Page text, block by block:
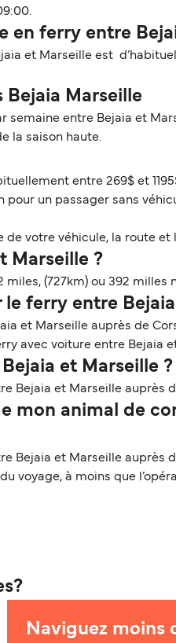
en ferry entre
et Marseille est
Marseille
semaine entre Bejaia et
la saison haute.
entre 269$ et
un passager sans
votre véhicule, la route
Marseille ?
(727km) ou 392 milles
ferry entre
et Marseille auprès de
avec voiture entre Bejaia
et Marseille ?
Bejaia et Marseille auprès
mon animal de
Bejaia et Marseille auprès
voyage, à moins que
Naviguez moins